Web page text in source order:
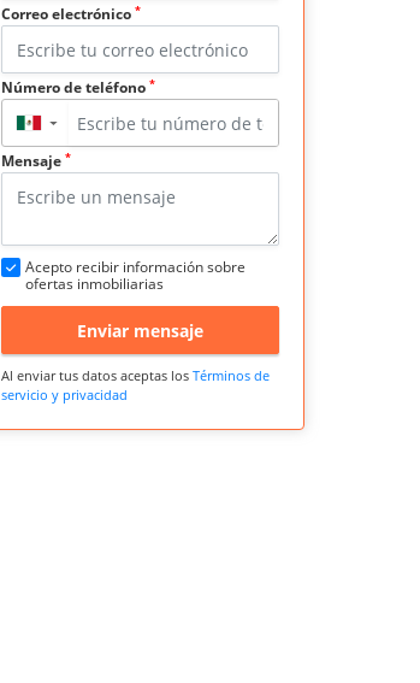
Correo electrónico *
Número de teléfono *
▼
Mensaje *
Acepto recibir información sobre
ofertas inmobiliarias
Enviar mensaje
Al enviar tus datos aceptas los Términos de
servicio y privacidad